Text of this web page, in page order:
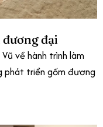
đại
về hành trình làm
phát triển gốm đương